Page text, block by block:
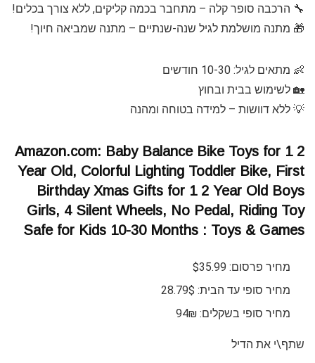
🔧 הרכבה סופר קלה – מתחבר בכמה קליקים, ללא צורך בכלים!
🎁 מתנה מושלמת לגיל שנה-שנתיים – מתנה שמביאה חיוך!
👶 מתאים לגיל: 10-30 חודשים
🏡 לשימוש בבית ובחוץ
💡 ללא דוושות – למידה בטוחה ומהנה
Amazon.com: Baby Balance Bike Toys for 1 2
Year Old, Colorful Lighting Toddler Bike, First
Birthday Xmas Gifts for 1 2 Year Old Boys
Girls, 4 Silent Wheels, No Pedal, Riding Toy
Safe for Kids 10-30 Months : Toys & Games
מחיר פרסום: $35.99
מחיר סופי עד הבית: 28.79$
מחיר סופי בשקלים: 94₪
שתף\י את הדיל